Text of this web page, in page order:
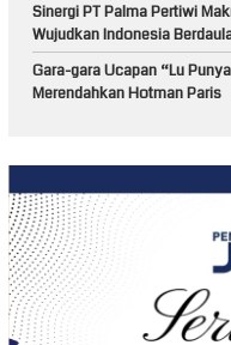
Sinergi PT Palma Pertiwi
Wujudkan Indonesia
Gara-gara Ucapan “Lu
Merendahkan Hotman Paris